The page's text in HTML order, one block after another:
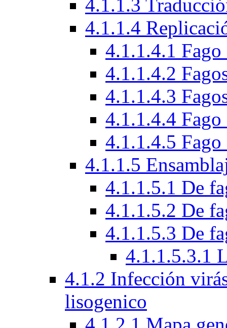
4.1.1.3
4.1.1.4
4.1.1.4.1
4.1.1.4.2
4.1.1.4.3
4.1.1.4.4 Fago
4.1.1.4.5
4.1.1.5
4.1.1.5.1 De
4.1.1.5.2 De
4.1.1.5.3 De
4.1.1.5.3.1
4.1.2 Infección
lisogenico